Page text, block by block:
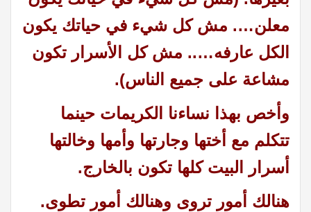
معلن…. مش كل شيء في حياتك يكون
الكل عارفه….. مش كل الأسرار تكون
مشاعة على جميع الناس).
وأخص بهذا نساءنا الكريمات حينما
تتكلم مع أختها وجارتها وأمها وخالتها
أسرار البيت كلها تكون بالخارج.
هنالك أمور تروى وهنالك أمور تطوى.